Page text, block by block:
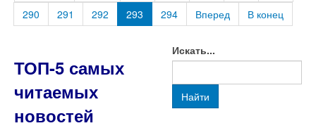
290
291 292 293 294 Вперед В конец
ТОП-5 самых
читаемых
новостей
Искать...
Найти